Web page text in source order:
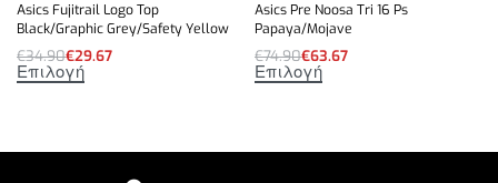
Asics Fujitrail Logo Top
Black/Graphic Grey/Safety Yellow
€34.90€29.67
Επιλογή
Asics Pre Noosa Tri 16 Ps
Papaya/Mojave
€74.90€63.67
Επιλογή